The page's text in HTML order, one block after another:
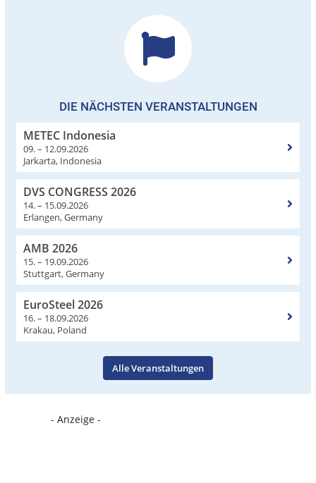
DIE NÄCHSTEN VERANSTALTUNGEN
METEC Indonesia
09. – 12.09.2026
Jarkarta, Indonesia
DVS CONGRESS 2026
14. – 15.09.2026
Erlangen, Germany
AMB 2026
15. – 19.09.2026
Stuttgart, Germany
EuroSteel 2026
16. – 18.09.2026
Krakau, Poland
Alle Veranstaltungen
- Anzeige -